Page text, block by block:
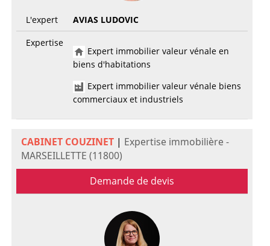
L'expert
AVIAS LUDOVIC
Expertise
Expert immobilier valeur vénale en
biens d'habitations
Expert immobilier valeur vénale biens
commerciaux et industriels
CABINET COUZINET| Expertise immobilière -
MARSEILLETTE (11800)
Demande de devis